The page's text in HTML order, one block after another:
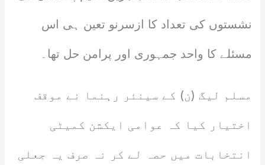
نشستوں کی تعداد کا ازسرنو تعین ہی اس
مسئلے کا واحد جمہوری اور پرامن حل تھا۔
مسلم لیگ (ن) کے سینئر رہنما نے موقف
اختیار کیا کہ عوامی ایکشن کمیٹی
انتخابات میں حصہ لے کر نہ صرف یہ جعلی